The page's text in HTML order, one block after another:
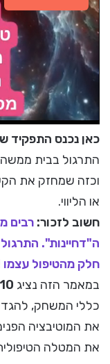
כאן נכנס התפקיד
התרגול בבית
וכזה שמחזק את
או הליווי.
חשוב לזכור: רבים
ה"דחיינות".
חלק מהטיפול עצמו
במאמר הזה נציג 10 גישות מוכחות
כללי המשחק,
את המוטיבציה
את המטלה